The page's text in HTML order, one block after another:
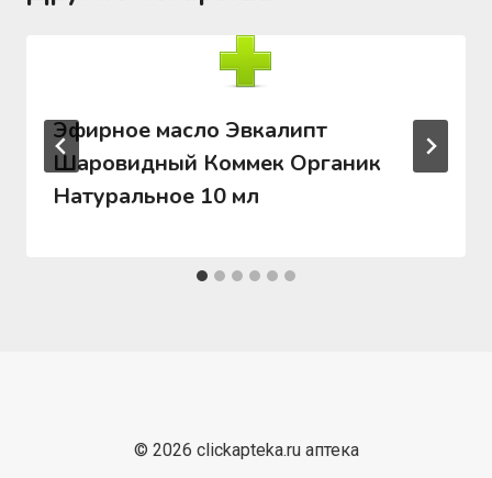
Эфирное масло Эвкалипт
Шаровидный Коммек Органик
Натуральное 10 мл
© 2026 clickapteka.ru аптека